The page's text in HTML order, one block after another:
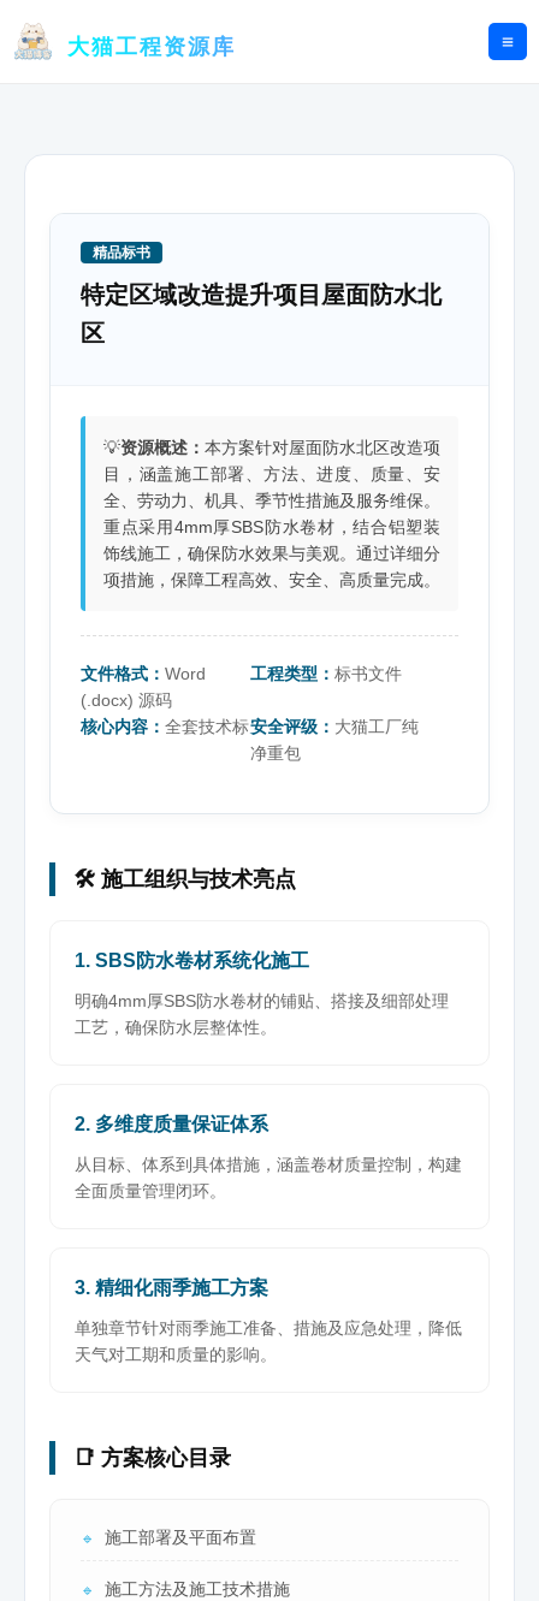
大猫工程资源库
精品标书
特定区域改造提升项目屋面防水北
区
💡资源概述： 本方案针对屋面防水北区改造项
目，涵盖施工部署、方法、进度、质量、安
全、劳动力、机具、季节性措施及服务维保。
重点采用4mm厚SBS防水卷材，结合铝塑装
饰线施工，确保防水效果与美观。通过详细分
项措施，保障工程高效、安全、高质量完成。
文件格式： Word
(.docx) 源码
工程类型：标书文件
核心内容： 全套技术标安全评级： 大猫工厂纯
净重包
🛠️ 施工组织与技术亮点
1. SBS防水卷材系统化施工
明确4mm厚SBS防水卷材的铺贴、搭接及细部处理
工艺，确保防水层整体性。
2. 多维度质量保证体系
从目标、体系到具体措施，涵盖卷材质量控制，构建
全面质量管理闭环。
3. 精细化雨季施工方案
单独章节针对雨季施工准备、措施及应急处理，降低
天气对工期和质量的影响。
📑 方案核心目录
🔹 施工部署及平面布置
🔹 施工方法及施工技术措施